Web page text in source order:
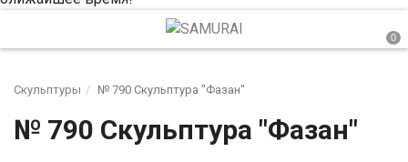
Скульптуры № 790 Скульптура "Фазан"
№ 790 Скульптура "Фазан"